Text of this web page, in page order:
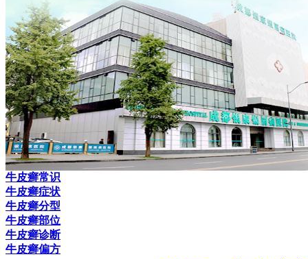
牛皮癣常识
牛皮癣症状
牛皮癣分型
牛皮癣部位
牛皮癣诊断
牛皮癣偏方